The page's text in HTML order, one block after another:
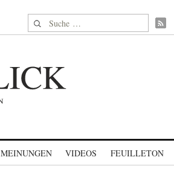
Suche nach:
MEINUNGEN VIDEOS FEUILLETON